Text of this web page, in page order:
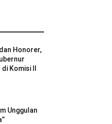
Honorer,
Komisi II
Unggulan